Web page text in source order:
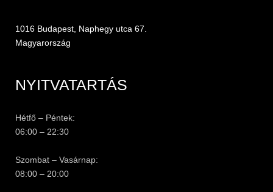
1016 Budapest, Naphegy utca 67.
Magyarország
NYITVATARTÁS
Hétfő – Péntek:
06:00 – 22:30
Szombat – Vasárnap:
08:00 – 20:00